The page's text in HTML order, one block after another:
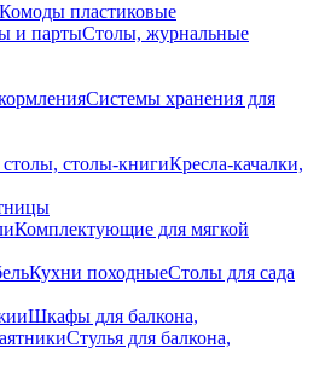
Комоды пластиковые
и партыСтолы, журнальные
Системы хранения для
столы-книгиКресла-качалки,
Комплектующие для мягкой
Кухни походныеСтолы для сада
Шкафы для балкона,
Стулья для балкона,